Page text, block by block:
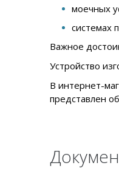
моечных
системах
Важное
Устройство
В интернет-
представлен